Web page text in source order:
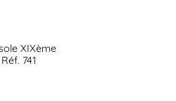
XIXème
Réf. 741